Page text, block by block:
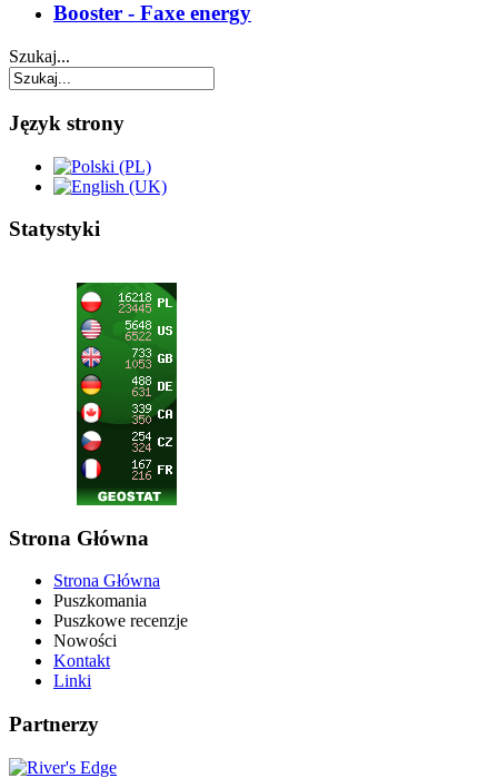
Booster - Faxe energy
Szukaj...
Język strony
Statystyki
Strona Główna
Strona Główna
Puszkomania
Puszkowe recenzje
Nowości
Kontakt
Linki
Partnerzy